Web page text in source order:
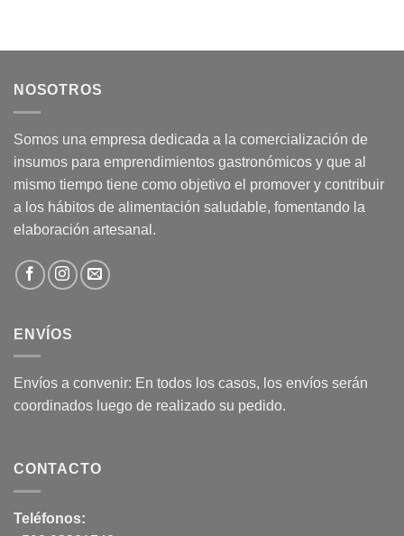
NOSOTROS
Somos una empresa dedicada a la comercialización de
insumos para emprendimientos gastronómicos y que al
mismo tiempo tiene como objetivo el promover y contribuir
a los hábitos de alimentación saludable, fomentando la
elaboración artesanal.
ENVÍOS
Envíos a convenir: En todos los casos, los envíos serán
coordinados luego de realizado su pedido.
CONTACTO
Teléfonos: